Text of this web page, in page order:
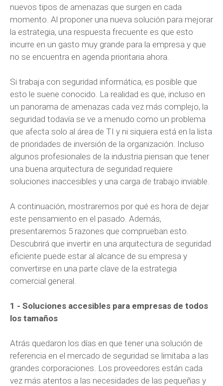
nuevos tipos de amenazas que surgen en cada
momento. Al proponer una nueva solución para mejorar
la estrategia, una respuesta frecuente es que esto
incurre en un gasto muy grande para la empresa y que
no se encuentra en agenda prioritaria ahora.
Si trabaja con seguridad informática, es posible que
esto le suene conocido. La realidad es que, incluso en
un panorama de amenazas cada vez más complejo, la
seguridad todavía se ve a menudo como un problema
que afecta solo al área de TI y ni siquiera está en la lista
de prioridades de inversión de la organización. Incluso
algunos profesionales de la industria piensan que tener
una buena arquitectura de seguridad requiere
soluciones inaccesibles y una carga de trabajo inviable.
A continuación, mostraremos por qué es hora de dejar
este pensamiento en el pasado. Además,
presentaremos 5 razones que comprueban esto.
Descubrirá que invertir en una arquitectura de seguridad
eficiente puede estar al alcance de su empresa y
convertirse en una parte clave de la estrategia
comercial general.
1 - Soluciones accesibles para empresas de todos
los tamaños
Atrás quedaron los días en que tener una solución de
referencia en el mercado de seguridad se limitaba a las
grandes corporaciones. Los proveedores están cada
vez más atentos a las necesidades de las pequeñas y